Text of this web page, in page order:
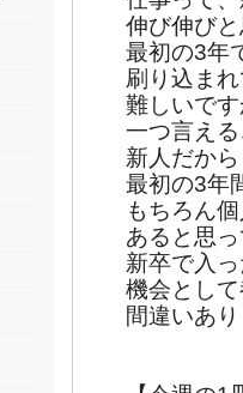
伸び伸び
最初の3年
刷り込ま
難しいで
一つ言え
新人だか
最初の3年
もちろん
あると思
新卒で入
機会とし
間違いあ